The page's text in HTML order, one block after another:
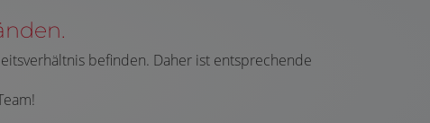
befinden. Daher ist entsprechende